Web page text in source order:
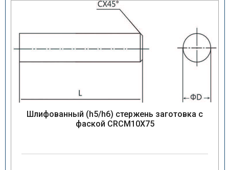
Шлифованный (h5/h6) стержень заготовка с
фаской CRCM10X75